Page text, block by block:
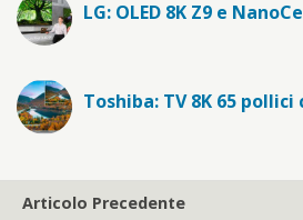
LG: OLED 8K Z9 e
Toshiba: TV 8K 65 pollici
Articolo Precedente